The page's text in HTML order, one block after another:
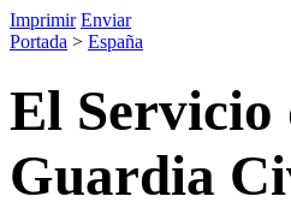
Imprimir Enviar
Portada > España
El Servicio
Guardia